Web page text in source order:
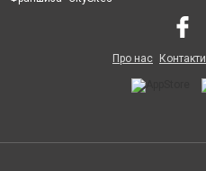
Про нас Контакти